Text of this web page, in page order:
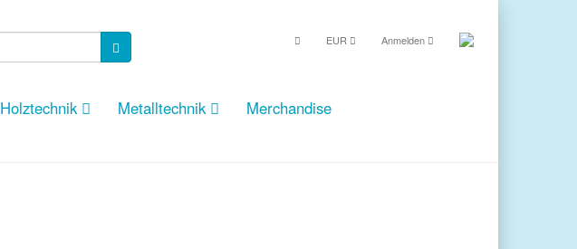
EUR Anmelden
Holztechnik Metalltechnik
Merchandise